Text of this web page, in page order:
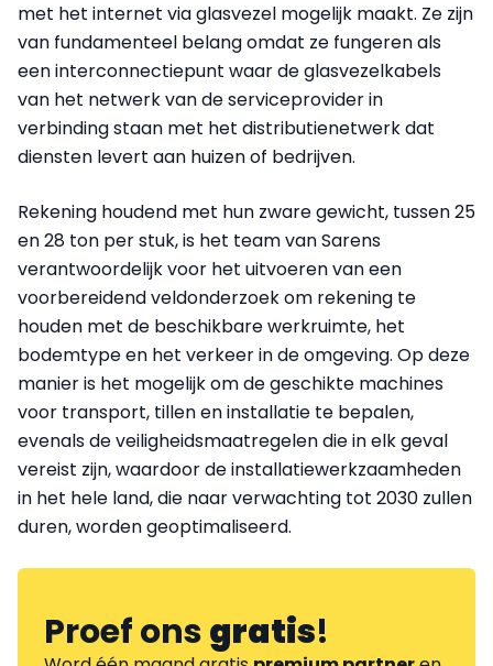
met het internet via glasvezel mogelijk maakt. Ze zijn
van fundamenteel belang omdat ze fungeren als
een interconnectiepunt waar de glasvezelkabels
van het netwerk van de serviceprovider in
verbinding staan met het distributienetwerk dat
diensten levert aan huizen of bedrijven.
Rekening houdend met hun zware gewicht, tussen 25
en 28 ton per stuk, is het team van Sarens
verantwoordelijk voor het uitvoeren van een
voorbereidend veldonderzoek om rekening te
houden met de beschikbare werkruimte, het
bodemtype en het verkeer in de omgeving. Op deze
manier is het mogelijk om de geschikte machines
voor transport, tillen en installatie te bepalen,
evenals de veiligheidsmaatregelen die in elk geval
vereist zijn, waardoor de installatiewerkzaamheden
in het hele land, die naar verwachting tot 2030 zullen
duren, worden geoptimaliseerd.
Proef onsgratis!